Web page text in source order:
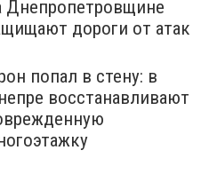
Днепропетровщине
дороги от атак
попал в стену: в
восстанавливают